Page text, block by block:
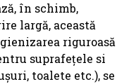
în schimb,
largă, această
riguroasă
suprafețele si
toalete etc.), se